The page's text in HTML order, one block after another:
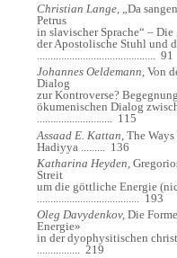
Christian Lange,
„Da
Petrus
in slavischer Sprache“ –
der Apostolische Stuhl und
91
Johannes Oeldemann,Von
Dialog
zur Kontroverse?
ökumenischen Dialog
............................ 115
Assaad E. Kattan, The
Hadiyya
136
Katharina Heyden,
Streit
um die göttliche Energie
193
Oleg Davydenkov,Die
Energie»
in der dyophysitischen
................ 219